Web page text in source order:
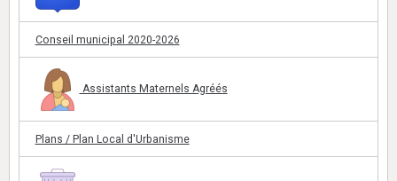
Conseil municipal 2020-2026
Assistants Maternels Agréés
Plans / Plan Local d'Urbanisme